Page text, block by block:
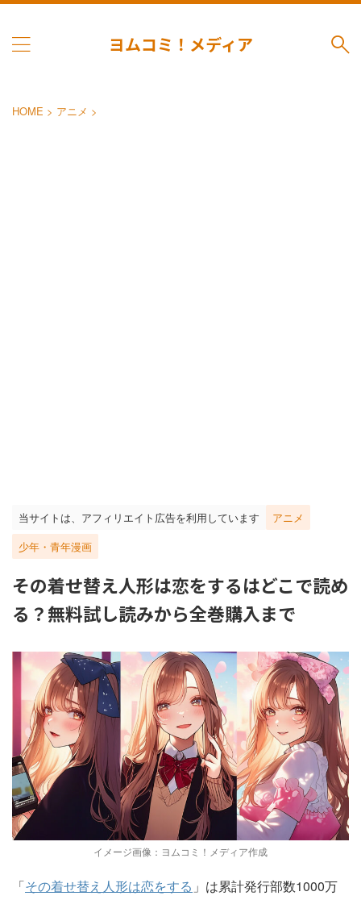
ヨムコミ！メディア
HOME > アニメ >
当サイトは、アフィリエイト広告を利用しています
アニメ
少年・青年漫画
その着せ替え人形は恋をするはどこで読め
る？無料試し読みから全巻購入まで
イメージ画像：ヨムコミ！メディア作成
「その着せ替え人形は恋をする 」は累計発行部数1000万